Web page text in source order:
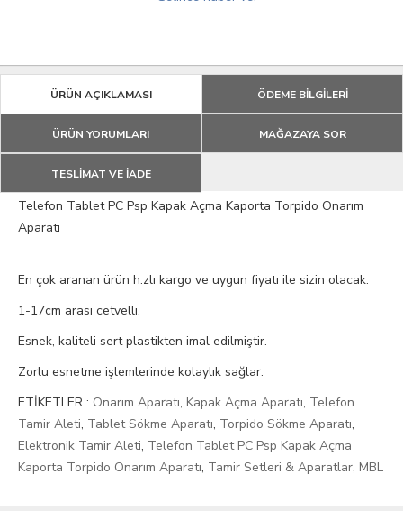
ÜRÜN AÇIKLAMASI ÖDEME BİLGİLERİ
ÜRÜN YORUMLARI MAĞAZAYA SOR
TESLİMAT VE İADE
Telefon Tablet PC Psp Kapak Açma Kaporta Torpido Onarım
Aparatı
En çok aranan ürün h.zlı kargo ve uygun fiyatı ile sizin olacak.
1-17cm arası cetvelli.
Esnek, kaliteli sert plastikten imal edilmiştir.
Zorlu esnetme işlemlerinde kolaylık sağlar.
ETİKETLER : Onarım Aparatı, Kapak Açma Aparatı, Telefon
Tamir Aleti, Tablet Sökme Aparatı, Torpido Sökme Aparatı,
Elektronik Tamir Aleti, Telefon Tablet PC Psp Kapak Açma
Kaporta Torpido Onarım Aparatı, Tamir Setleri & Aparatlar, MBL